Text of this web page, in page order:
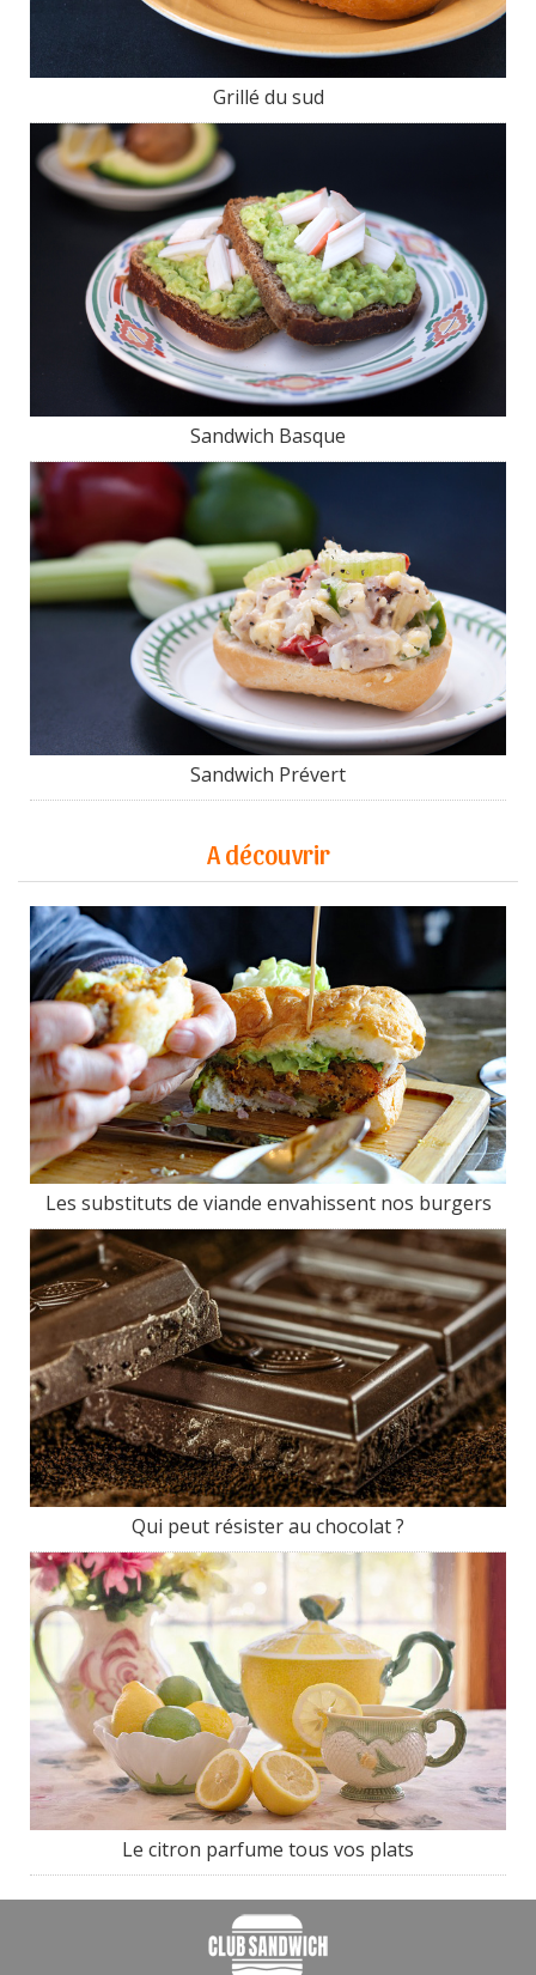
Grillé du sud
Sandwich Basque
Sandwich Prévert
A découvrir
Les substituts de viande envahissent nos burgers
Qui peut résister au chocolat ?
Le citron parfume tous vos plats